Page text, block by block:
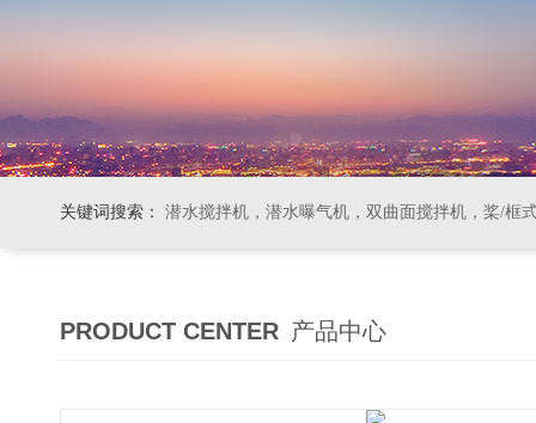
关键词搜索： 潜水搅拌机，潜水曝气机，双曲面搅拌机，桨/框式搅拌
PRODUCT CENTER 产品中心